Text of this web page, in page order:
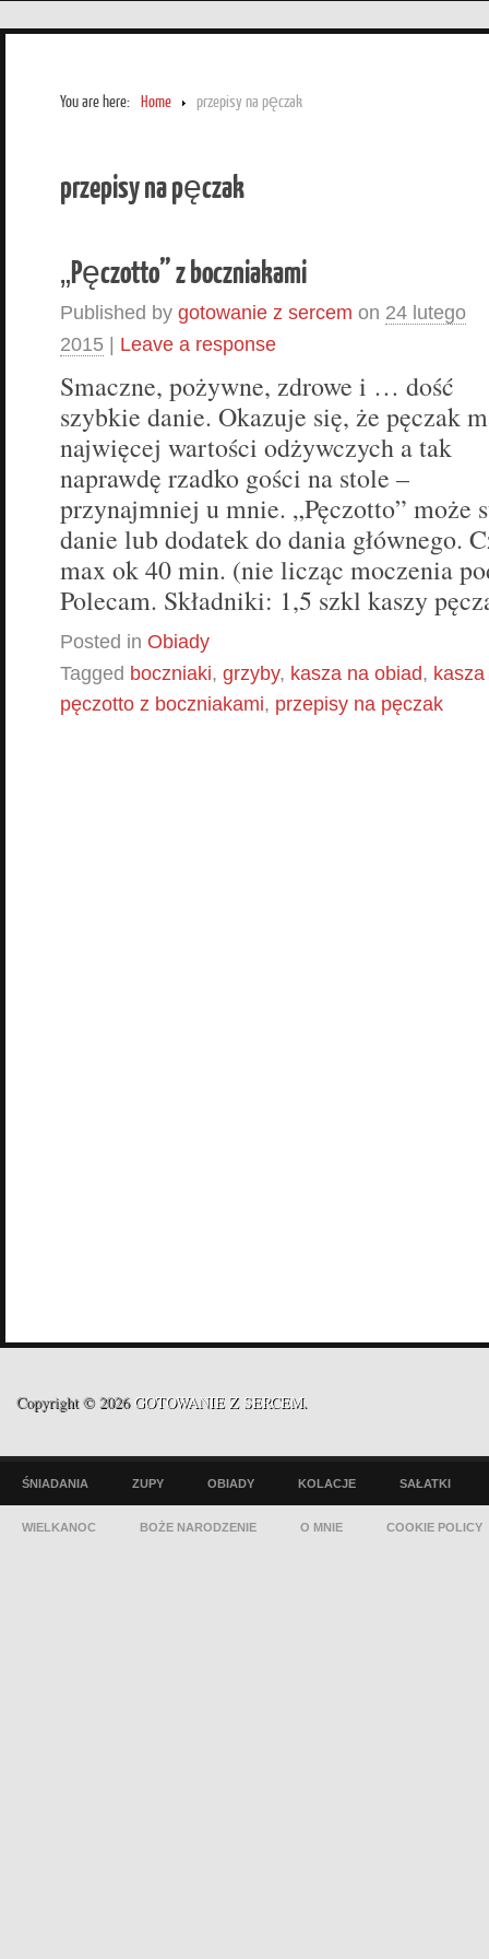
You are here: Home przepisy na pęczak
przepisy na pęczak
„Pęczotto” z boczniakami
Published by gotowanie z sercem on 24 lutego
2015 | Leave a response
Smaczne, pożywne, zdrowe i … dość
szybkie danie. Okazuje się, że pęczak
najwięcej wartości odżywczych a tak
naprawdę rzadko gości na stole –
przynajmniej u mnie. „Pęczotto” może
danie lub dodatek do dania głównego.
max ok 40 min. (nie licząc moczenia
Polecam. Składniki: 1,5 szkl kaszy
Posted in Obiady
Tagged boczniaki, grzyby, kasza na obiad,
pęczotto z boczniakami, przepisy na pęczak
Copyright © 2026 GOTOWANIE Z SERCEM.
ŚNIADANIA ZUPY OBIADY KOLACJE SAŁATKI
WIELKANOC BOŻE NARODZENIE O MNIE COOKIE POLICY